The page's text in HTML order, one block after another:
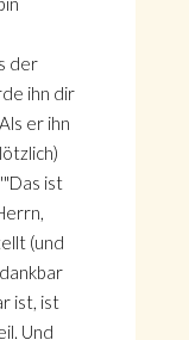
der
ihn dir
er ihn
ist
(und
ist, ist
Und